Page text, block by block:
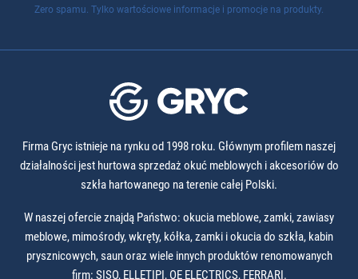
Zero spamu. Tylko wartościowe informacje i promocje na produkty.
Firma Gryc istnieje na rynku od 1998 roku. Głównym profilem naszej
działalności jest hurtowa sprzedaż okuć meblowych i akcesoriów do
szkła hartowanego na terenie całej Polski.
W naszej ofercie znajdą Państwo: okucia meblowe, zamki, zawiasy
meblowe, mimośrody, wkręty, kółka, zamki i okucia do szkła, kabin
prysznicowych, saun oraz wiele innych produktów renomowanych
firm: SISO, ELLETIPI, OE ELECTRICS, FERRARI.